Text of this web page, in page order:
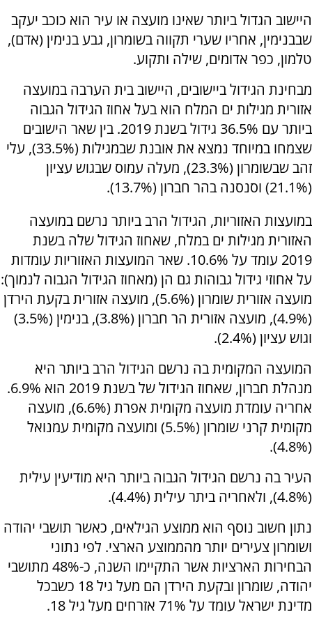
היישוב הגדול ביותר שאינו מועצה או עיר הוא כוכב יעקב
שבבנימין, אחריו שערי תקווה בשומרון, גבע בנימין (אדם),
טלמון, כפר אדומים, שילה ותקוע.
מבחינת הגידול ביישובים, היישוב בית הערבה במועצה
אזורית מגילות ים המלח הוא בעל אחוז הגידול הגבוה
ביותר עם 36.5% גידול בשנת 2019. בין שאר הישובים
שצמחו במיוחד נמצא את אובנת שבמגילות (33.5%), עלי
זהב שבשומרון (23.3%), מעלה עמוס שבגוש עציון
(21.1%) וסנסנה בהר חברון (13.7%).
במועצות האזוריות, הגידול הרב ביותר נרשם במועצה
האזורית מגילות ים במלח, שאחוז הגידול שלה בשנת
2019 עומד על 10.6%. שאר המועצות האזוריות עומדות
על אחוזי גידול גבוהות גם הן (מאחוז הגידול הגבוה לנמוך):
מועצה אזורית שומרון (5.6%), מועצה אזורית בקעת הירדן
(4.9%), מועצה אזורית הר חברון (3.8%), בנימין (3.5%)
וגוש עציון (2.4%).
המועצה המקומית בה נרשם הגידול הרב ביותר היא
מנהלת חברון, שאחוז הגידול של בשנת 2019 הוא 6.9%.
אחריה עומדת מועצה מקומית אפרת (6.6%), מועצה
מקומית קרני שומרון (5.5%) ומועצה מקומית עמנואל
(4.8%).
העיר בה נרשם הגידול הגבוה ביותר היא מודיעין עילית
(4.8%), ולאחריה ביתר עילית (4.4%).
נתון חשוב נוסף הוא ממוצע הגילאים, כאשר תושבי יהודה
ושומרון צעירים יותר מהממוצע הארצי. לפי נתוני
הבחירות הארציות אשר התקיימו השנה, כ-48% מתושבי
יהודה, שומרון ובקעת הירדן הם מעל גיל 18 כשבכל
מדינת ישראל עומד על 71% אזרחים מעל גיל 18.